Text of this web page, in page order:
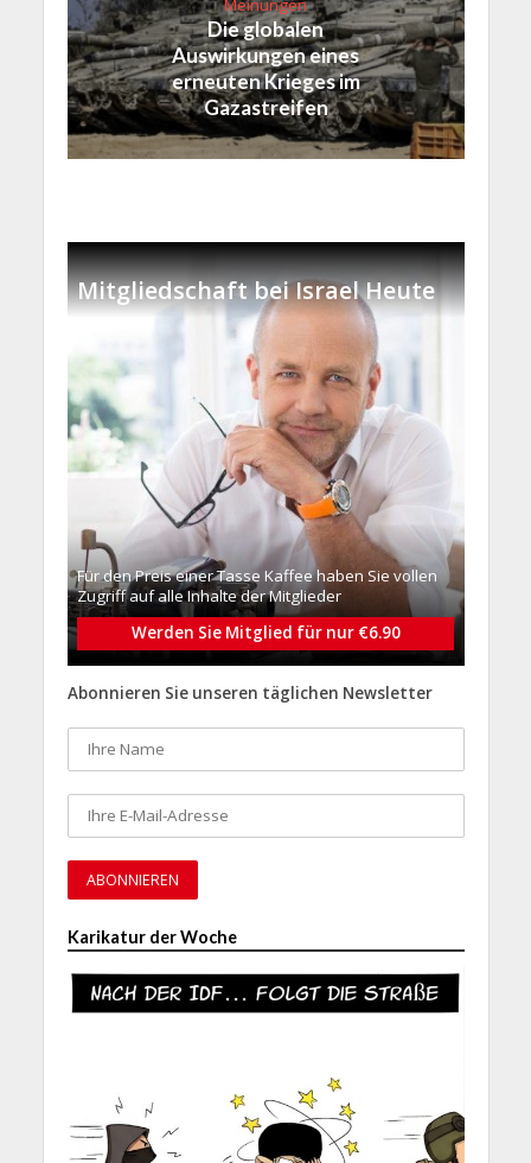
Meinungen
Die globalen
Auswirkungen eines
erneuten Krieges im
Gazastreifen
Mitgliedschaft bei Israel Heute
Für den Preis einer Tasse Kaffee haben Sie vollen
Zugriff auf alle Inhalte der Mitglieder
Werden Sie Mitglied für nur €6.90
Abonnieren Sie unseren täglichen Newsletter
Karikatur der Woche